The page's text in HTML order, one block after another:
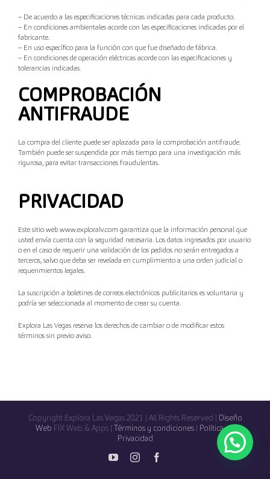
– De acuerdo a las especificaciones técnicas indicadas para cada producto.
– En condiciones ambientales acorde con las especificaciones indicadas por el
fabricante.
– En uso específico para la función con que fue diseñado de fábrica.
– En condiciones de operación eléctricas acorde con las especificaciones y
tolerancias indicadas.
COMPROBACIÓN
ANTIFRAUDE
La compra del cliente puede ser aplazada para la comprobación antifraude.
También puede ser suspendida por más tiempo para una investigación más
rigurosa, para evitar transacciones fraudulentas.
PRIVACIDAD
Este sitio web www.exploralv.com garantiza que la información personal que
usted envía cuenta con la seguridad necesaria. Los datos ingresados por usuario
o en el caso de requerir una validación de los pedidos no serán entregados a
terceros, salvo que deba ser revelada en cumplimiento a una orden judicial o
requerimientos legales.
La suscripción a boletines de correos electrónicos publicitarios es voluntaria y
podría ser seleccionada al momento de crear su cuenta.
Explora Las Vegas reserva los derechos de cambiar o de modificar estos
términos sin previo aviso.
Copyright Explora Las Vegas 2021 | All Rights Reserved | Diseño
Web FIX Web & Apps | Términos y condiciones | Política de
Privacidad
YouTubeInstagram